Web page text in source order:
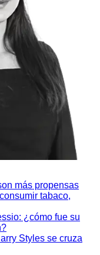
más propensas
tabaco,
¿cómo fue su
Styles se cruza